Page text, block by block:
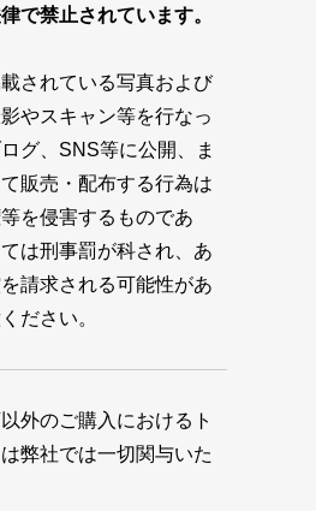
で禁止されています。
されている写真および
やスキャン等を行なっ
グ、SNS等に公開、ま
販売・配布する行為は
を侵害するものであ
は刑事罰が科され、あ
請求される可能性があ
ださい。
外のご購入におけるト
弊社では一切関与いた